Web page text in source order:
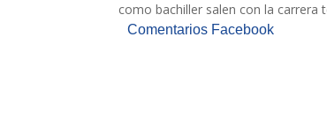
como bachiller salen con la carrera
Comentarios Facebook